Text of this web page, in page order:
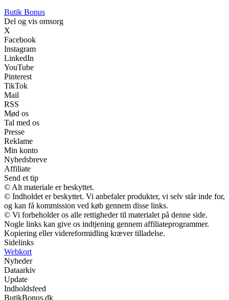
Butik Bonus
Del og vis omsorg
X
Facebook
Instagram
LinkedIn
YouTube
Pinterest
TikTok
Mail
RSS
Mød os
Tal med os
Presse
Reklame
Min konto
Nyhedsbreve
Affiliate
Send et tip
© Alt materiale er beskyttet.
© Indholdet er beskyttet. Vi anbefaler produkter, vi selv står inde for,
og kan få kommission ved køb gennem disse links.
© Vi forbeholder os alle rettigheder til materialet på denne side.
Nogle links kan give os indtjening gennem affiliateprogrammer.
Kopiering eller videreformidling kræver tilladelse.
Sidelinks
Webkort
Nyheder
Dataarkiv
Update
Indholdsfeed
ButikBonus.dk